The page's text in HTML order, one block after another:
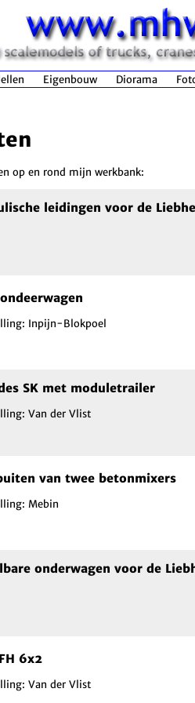
Eigenbouw Diorama
op en rond mijn werkbank:
leidingen voor de
Inpijn-Blokpoel
SK met moduletrailer
Van der Vlist
van twee betonmixers
Mebin
onderwagen voor de
6x2
Van der Vlist